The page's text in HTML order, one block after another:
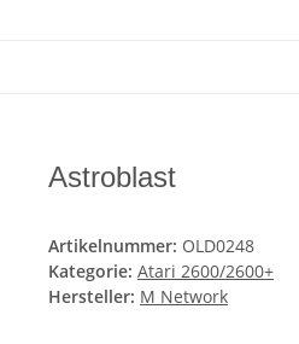
Astroblast
Artikelnummer: OLD0248
Kategorie: Atari 2600/2600+
Hersteller: M Network